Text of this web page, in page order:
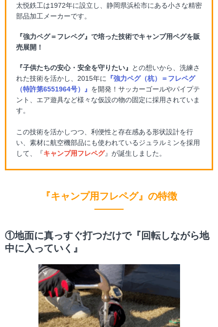
太悦鉄工は1972年に設立し、静岡県浜松市にある小さな精密
部品加工メーカーです。
『強力ペグ＝フレペグ』で培った技術でキャンプ用ペグを販
売展開！
『子供たちの安心・安全を守りたい』
との想いから、洗練さ
れた技術を活かし、2015年に
『強力ペグ（杭）＝フレペグ
（特許第6551964号）』 を開発！サッカーゴールやパイプテ
ント、エア遊具など様々な仮設の物の固定に採用されていま
す。
この技術を活かしつつ、利便性と存在感ある形状設計を行
い、素材に航空機部品にも使われているジュラルミンを採用
して、『キャンプ用フレペグ』が誕生しました。
『キャンプ用フレペグ』の特徴
①地面に真っすぐ打つだけで『回転しながら地
中に入っていく』